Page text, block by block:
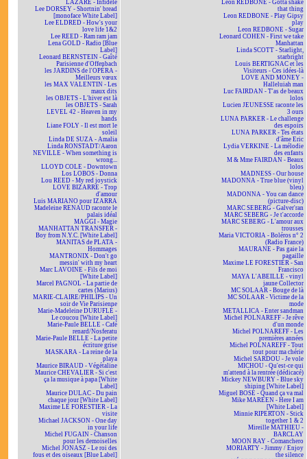
LAZARE - Infidèle
Lee DORSEY - Shortnin' bread
[monoface White Label]
Lee ELDRED - How's your
love life 1&2
Lee REED - Ram ram jam
Lena GOLD - Radio [Blue
Label]
Leonard BERNSTEIN - Gaîté
Parisienne d'Offenbach
les JARDINS de l'OPÉRA -
Meilleurs vœux
les MAX VALENTIN - Les
maux dits
les OBJETS - L'hiver est là
les OBJETS - Sarah
LEVEL 42 - Heaven in my
hands
Liane FOLY - Il est mort le
soleil
Linda DE SUZA - Amalia
Linda RONSTADT/Aaron
NEVILLE - When something is
wrong...
LLOYD COLE - Downtown
Los LOBOS - Donna
Lou REED - My red joystick
LOVE BIZARRE - Trop
d'amour
Luis MARIANO pour IZARRA
Madeleine RENAUD raconte le
palais idéal
MAGGI - Magie
MANHATTAN TRANSFER -
Boy from N.Y.C. [White Label]
MANITAS de PLATA -
Hommages
MANTRONIX - Don't go
messin' with my heart
Marc LAVOINE - Fils de moi
[White Label]
Marcel PAGNOL - La partie de
cartes (Marius)
MARIE-CLAIRE/PHILIPS - Un
soir de Vie Parisienne
Marie-Madeleine DURUFLÉ -
Le coucou [White Label]
Marie-Paule BELLE - Café
renard/Nosferatu
Marie-Paule BELLE - La petite
écriture grise
MASKARA - La reine de la
playa
Maurice BIRAUD - Végétaline
Maurice CHEVALIER - Si c'est
ça la musique à papa [White
Label]
Maurice DULAC - Du pain
chaque jour [White Label]
Maxime LE FORESTIER - La
visite
Michael JACKSON - One day
in your life
Michel FUGAIN - Chanson
pour les demoiselles
Michel JONASZ - Le roi des
fous et des oiseaux [Blue Label]
Leon REDBONE - Gotta shake
that thing
Leon REDBONE - Play Gipsy
play
Leon REDBONE - Sugar
Leonard COHEN - First we take
Manhattan
Linda SCOTT - Starlight,
starbright
Louis BERTIGNAC et les
Visiteurs - Ces idées-là
LOVE AND MONEY -
Halleluiah man
Luc FAIRDAN - T'as de beaux
lolos
Lucien JEUNESSE raconte les
3 ours
LUNA PARKER - Le challenge
des espoirs
LUNA PARKER - Tes états
d'âme Eric
Lydia VERKINE - La mélodie
des enfants
M & Mme FAIRDAN - Beaux
lolos
MADNESS - Our house
MADONNA - True blue (vinyl
bleu)
MADONNA - You can dance
(picture-disc)
MARC SEBERG - Galver'ran
MARC SEBERG - Je t'accorde
MARC SEBERG - L'amour aux
trousses
Maria VICTORIA - Boléros n° 2
(Radio France)
MAURANE - Pas gaie la
pagaille
Maxime LE FORESTIER - San
Francisco
MAYA L'ABEILLE - vinyl
jaune Collector
MC SOLAAR - Bouge de là
MC SOLAAR - Victime de la
mode
METALLICA - Enter sandman
Michel POLNAREFF - Je rêve
d'un monde
Michel POLNAREFF - Les
premières années
Michel POLNAREFF - Tout
tout pour ma chérie
Michel SARDOU - Je vole
MICHOU - Qu'est-ce qui
m'attend à la rentrée (dédicacé)
Mickey NEWBURY - Blue sky
shining [White Label]
Miguel BOSÉ - Quand ça va mal
Mike MAREEN - Here I am
[White Label]
Minnie RIPERTON - Stick
together 1 & 2
Mireille MATHIEU -
BARCLAY
MOON RAY - Comanchero
MORIARTY - Jimmy / Enjoy
the silence